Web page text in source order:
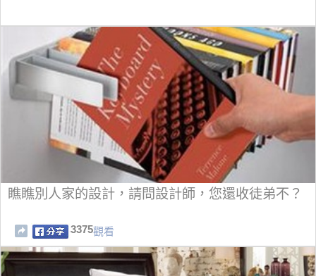
瞧瞧別人家的設計，請問設計師，您還收徒弟不？
3375觀看